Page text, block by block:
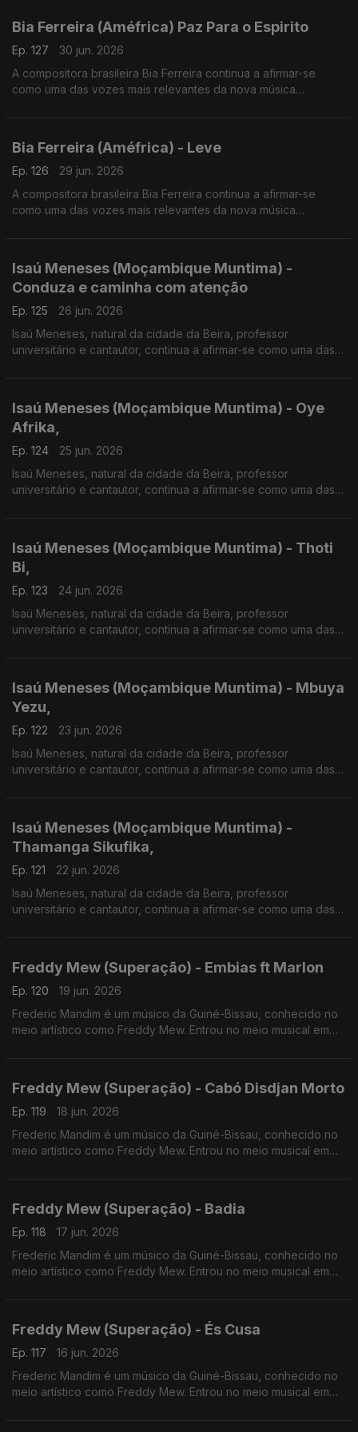
Bia Ferreira (Améfrica) Paz Para o Espirito
Ep. 127
30 jun. 2026
A compositora brasileira Bia Ferreira continua a afirmar-se
como uma das vozes mais relevantes da nova música
Bia Ferreira (Améfrica) - Leve
Ep. 126
29 jun. 2026
A compositora brasileira Bia Ferreira continua a afirmar-se
como uma das vozes mais relevantes da nova música
Isaú Meneses (Moçambique Muntima) -
Conduza e caminha com atenção
Ep. 125
26 jun. 2026
Isaú Meneses, natural da cidade da Beira, professor
universitário e cantautor, continua a afirmar-se como uma das
Isaú Meneses (Moçambique Muntima) - Oye
Afrika,
Ep. 124
25 jun. 2026
Isaú Meneses, natural da cidade da Beira, professor
universitário e cantautor, continua a afirmar-se como uma das
Isaú Meneses (Moçambique Muntima) - Thoti
Bi,
Ep. 123
24 jun. 2026
Isaú Meneses, natural da cidade da Beira, professor
universitário e cantautor, continua a afirmar-se como uma das
Isaú Meneses (Moçambique Muntima) - Mbuya
Yezu,
Ep. 122
23 jun. 2026
Isaú Meneses, natural da cidade da Beira, professor
universitário e cantautor, continua a afirmar-se como uma das
Isaú Meneses (Moçambique Muntima) -
Thamanga Sikufika,
Ep. 121
22 jun. 2026
Isaú Meneses, natural da cidade da Beira, professor
universitário e cantautor, continua a afirmar-se como uma das
Freddy Mew (Superação) - Embias ft Marlon
Ep. 120
19 jun. 2026
Frederic Mandim é um músico da Guiné-Bissau, conhecido no
meio artístico como Freddy Mew. Entrou no meio musical em
Freddy Mew (Superação) - Cabó Disdjan Morto
Ep. 119
18 jun. 2026
Frederic Mandim é um músico da Guiné-Bissau, conhecido no
meio artístico como Freddy Mew. Entrou no meio musical em
Freddy Mew (Superação) - Badia
Ep. 118
17 jun. 2026
Frederic Mandim é um músico da Guiné-Bissau, conhecido no
meio artístico como Freddy Mew. Entrou no meio musical em
Freddy Mew (Superação) - És Cusa
Ep. 117
16 jun. 2026
Frederic Mandim é um músico da Guiné-Bissau, conhecido no
meio artístico como Freddy Mew. Entrou no meio musical em